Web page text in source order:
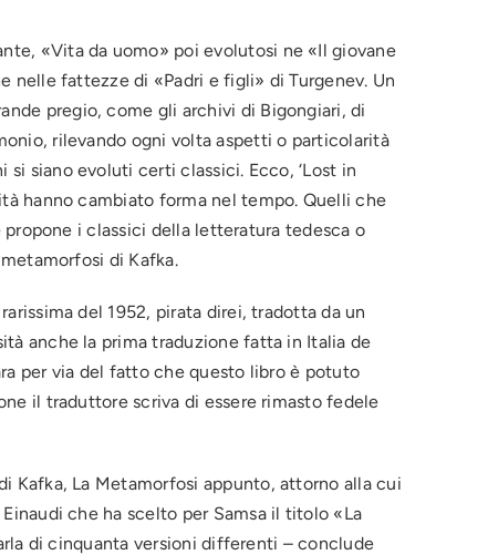
«Vita da uomo» poi evolutosi ne «Il giovane
nelle fattezze di «Padri e figli» di Turgenev. Un
pregio, come gli archivi di Bigongiari, di
rilevando ogni volta aspetti o particolarità
siano evoluti certi classici. Ecco, ‘Lost in
hanno cambiato forma nel tempo. Quelli che
i classici della letteratura tedesca o
di Kafka.
del 1952, pirata direi, tradotta da un
anche la prima traduzione fatta in Italia de
per via del fatto che questo libro è potuto
il traduttore scriva di essere rimasto fedele
Kafka, La Metamorfosi appunto, attorno alla cui
che ha scelto per Samsa il titolo «La
di cinquanta versioni differenti – conclude